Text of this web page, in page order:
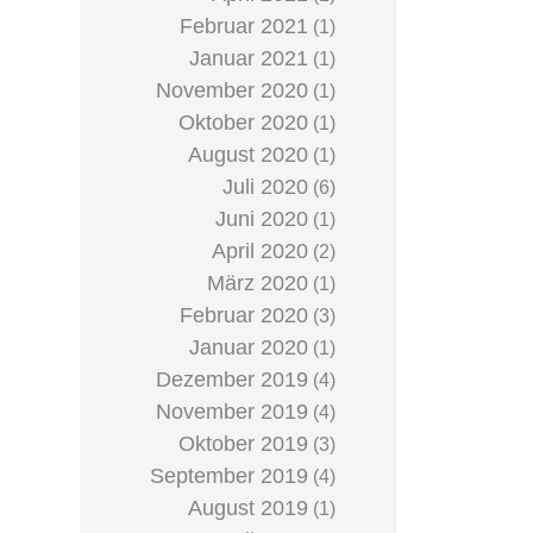
Februar 2021 (1)
Januar 2021 (1)
November 2020 (1)
Oktober 2020 (1)
August 2020 (1)
Juli 2020 (6)
Juni 2020 (1)
April 2020 (2)
März 2020 (1)
Februar 2020 (3)
Januar 2020 (1)
Dezember 2019 (4)
November 2019 (4)
Oktober 2019 (3)
September 2019 (4)
August 2019 (1)